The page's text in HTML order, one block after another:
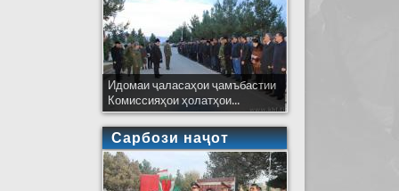
Идомаи ҷаласаҳои ҷамъбастии
Комиссияҳои ҳолатҳои...
Сарбози наҷот